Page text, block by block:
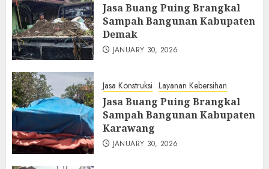
Jasa Buang Puing Brangkal
Sampah Bangunan Kabupaten
Demak
JANUARY 30, 2026
Jasa Konstruksi Layanan Kebersihan
Jasa Buang Puing Brangkal
Sampah Bangunan Kabupaten
Karawang
JANUARY 30, 2026